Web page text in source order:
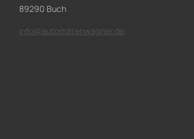
89290 Buch
info@automatenwagner.de